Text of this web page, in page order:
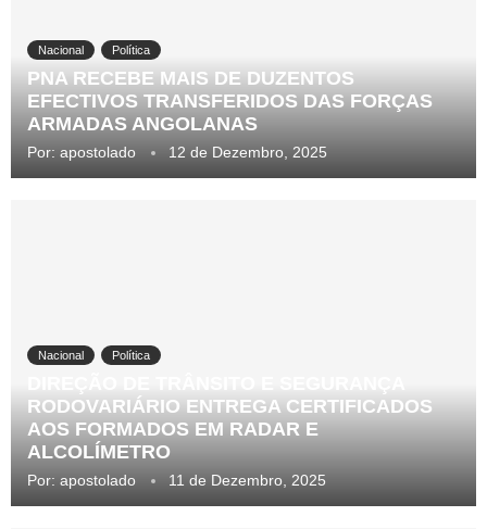
Nacional Política
PNA RECEBE MAIS DE DUZENTOS
EFECTIVOS TRANSFERIDOS DAS FORÇAS
ARMADAS ANGOLANAS
Por: apostolado 12 de Dezembro, 2025
Nacional Política
RODOVARIÁRIO ENTREGA CERTIFICADOS
AOS FORMADOS EM RADAR E
ALCOLÍMETRO
Por: apostolado 11 de Dezembro, 2025